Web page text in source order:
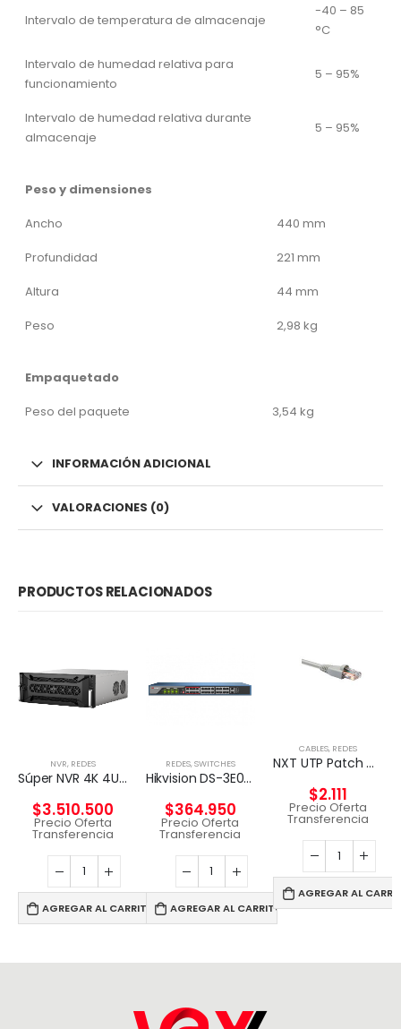
Intervalo de temperatura de almacenaje
-40 – 85
°C
Intervalo de humedad relativa para
funcionamiento
5 – 95%
Intervalo de humedad relativa durante
almacenaje
5 – 95%
Peso y dimensiones
Ancho
440 mm
Profundidad
221 mm
Altura
44 mm
Peso
2,98 kg
Empaquetado
Peso del paquete
3,54 kg
INFORMACIÓN ADICIONAL
VALORACIONES (0)
PRODUCTOS RELACIONADOS
NVR, REDES
Súper NVR 4K 4U de 256 canales
$3.510.500
Precio Oferta
Transferencia
AGREGAR AL CARRITO
REDES,SWITCHES
Hikvision DS-3E0326P-E – Conmutador – sin gestionar – 24 x 10/100 (8 PoE) + 2 x Gigabit SFP (enlace ascendente) – sobremesa – PoE+ (370 W)
$364.950
Precio Oferta
Transferencia
AGREGAR AL CARRITO
CABLES, REDES
NXT UTP Patch Cord Cat5e 2m CM – GRIS
$2.111
Precio Oferta
Transferencia
AGREGAR AL